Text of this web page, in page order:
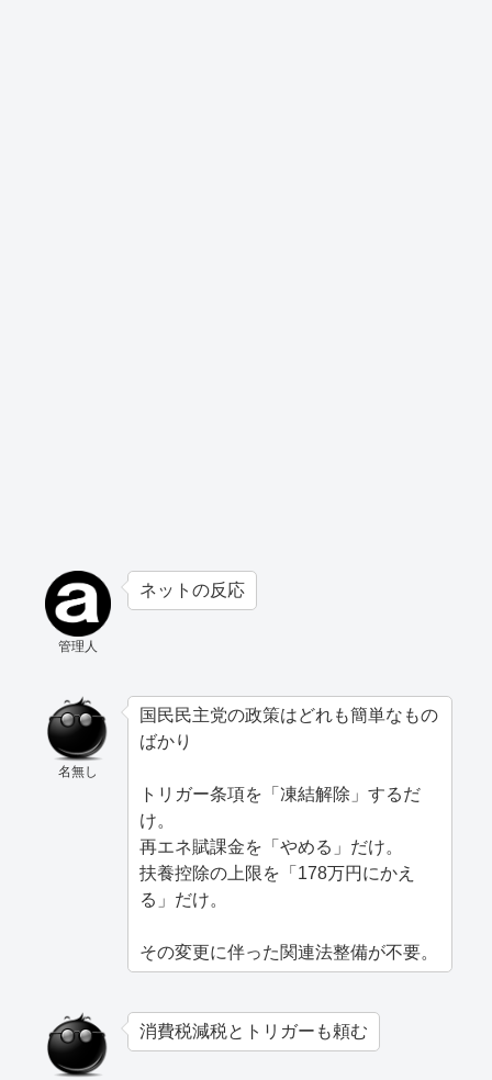
管理人
ネットの反応
名無し
国民民主党の政策はどれも簡単なもの
ばかり
トリガー条項を「凍結解除」するだ
け。
再エネ賦課金を「やめる」だけ。
扶養控除の上限を「178万円にかえ
る」だけ。
その変更に伴った関連法整備が不要。
消費税減税とトリガーも頼む